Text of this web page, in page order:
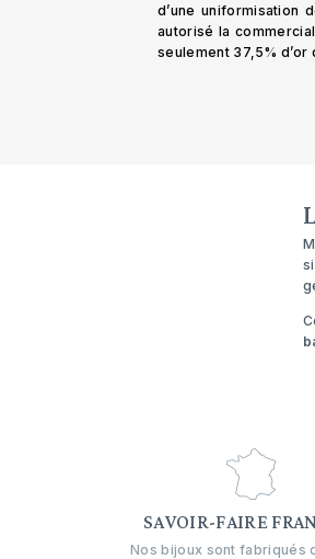
d’une uniformisation
autorisé la
seulement 37,5% d’or
SAVOIR-FAIRE
Nos bijoux sont fabriqués